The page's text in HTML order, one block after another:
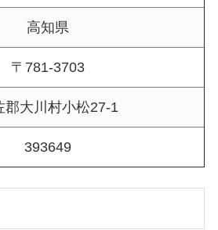
高知県
〒781-3703
郡大川村小松27-1
393649